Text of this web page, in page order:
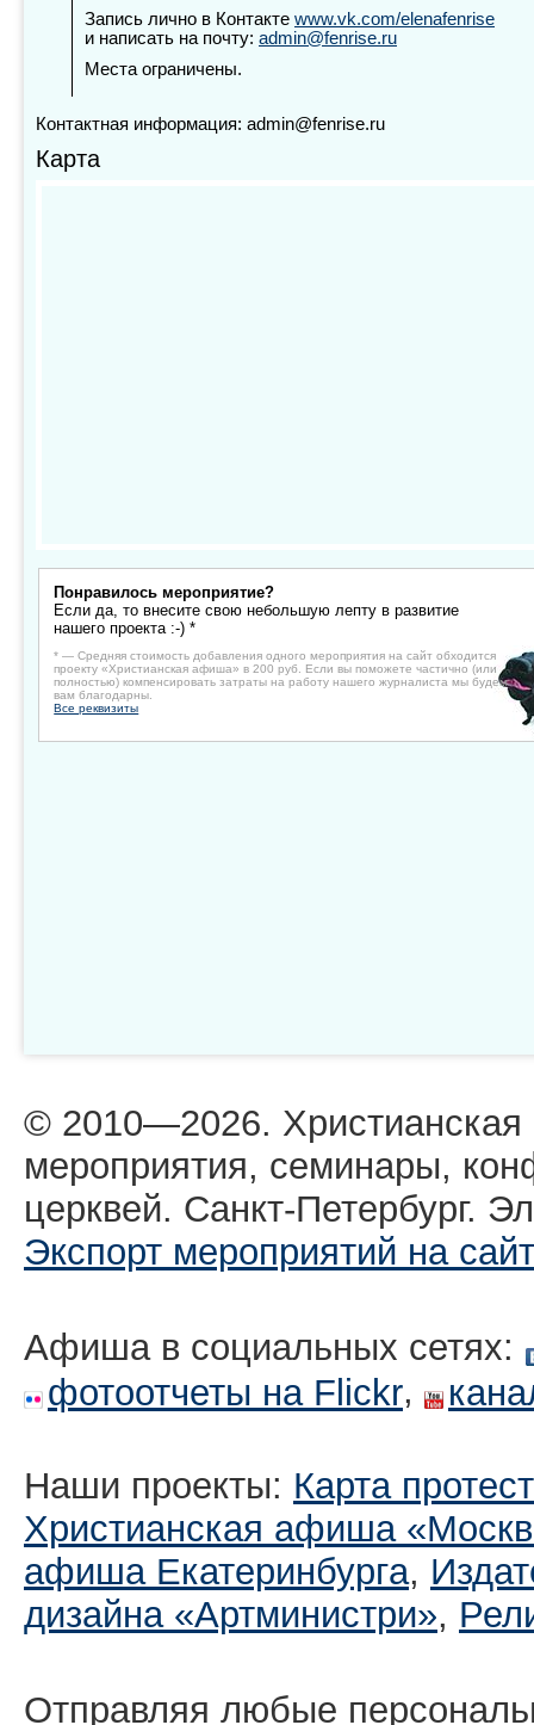
Запись лично в Контакте www.vk.com/elenafenrise
и написать на почту: admin@fenrise.ru
Места ограничены.
Контактная информация: admin@fenrise.ru
Карта
Понравилось мероприятие?
Если да, то внесите свою небольшую лепту в развитие
нашего проекта :-) *
* — Средняя стоимость добавления одного мероприятия на сайт обходится
проекту «Христианская афиша» в 200 руб. Если вы поможете частично (или
полностью) компенсировать затраты на работу нашего журналиста мы будем
вам благодарны.
Все реквизиты
© 2010—2026.
мероприятия, семинары,
церквей. Санкт-Петербург.
Экспорт мероприятий на сайт
Афиша в социальных сетях:
фотоотчеты на Flickr,
Наши проекты: Карта
Христианская афиша
афиша Екатеринбургa,
дизайна «Артминистри»,
Отправляя любые